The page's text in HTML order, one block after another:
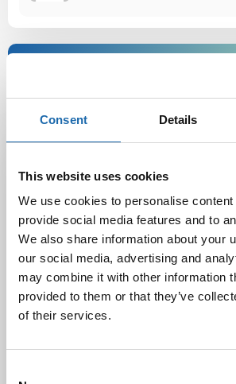
Consent Details
This website uses cookies
We use cookies to personalise
provide social media features and to
We also share information about your
our social media, advertising and
may combine it with other information
provided to them or that they’ve
of their services.
Black Friday & cyber
28.11.2025
Kevään uutuus tuotteet
verkkokaupassa!
10.03.2025